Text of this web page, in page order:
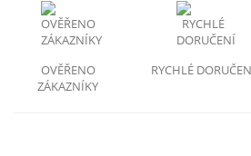
OVĚŘENO
ZÁKAZNÍKY
RYCHLÉ